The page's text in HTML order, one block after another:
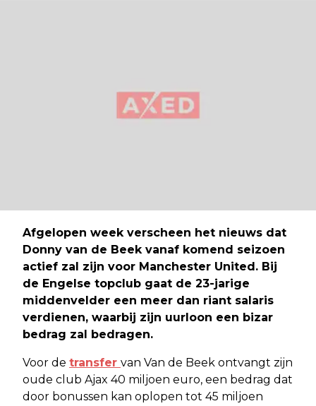
Afgelopen week verscheen het nieuws dat
Donny van de Beek vanaf komend seizoen
actief zal zijn voor Manchester United. Bij
de Engelse topclub gaat de 23-jarige
middenvelder een meer dan riant salaris
verdienen, waarbij zijn uurloon een bizar
bedrag zal bedragen.
Voor de transfer van Van de Beek ontvangt zijn
oude club Ajax 40 miljoen euro, een bedrag dat
door bonussen kan oplopen tot 45 miljoen